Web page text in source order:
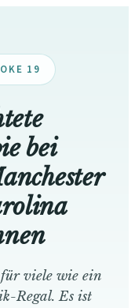
19
bei
viele wie ein
Regal. Es ist